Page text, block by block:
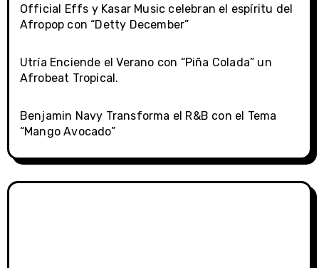
Official Effs y Kasar Music celebran el espíritu del
Afropop con “Detty December”
Utría Enciende el Verano con “Piña Colada” un
Afrobeat Tropical.
Benjamin Navy Transforma el R&B con el Tema
“Mango Avocado”